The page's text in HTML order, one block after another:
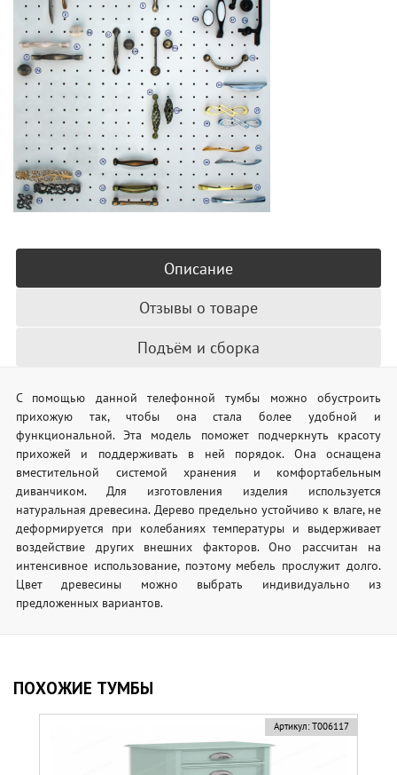
Описание
Отзывы о товаре
Подъём и сборка
С помощью данной телефонной тумбы можно обустроить
прихожую так, чтобы она стала более удобной и
функциональной. Эта модель поможет подчеркнуть красоту
прихожей и поддерживать в ней порядок. Она оснащена
вместительной системой хранения и комфортабельным
диванчиком. Для изготовления изделия используется
натуральная древесина. Дерево предельно устойчиво к влаге, не
деформируется при колебаниях температуры и выдерживает
воздействие других внешних факторов. Оно рассчитан на
интенсивное использование, поэтому мебель прослужит долго.
Цвет древесины можно выбрать индивидуально из
предложенных вариантов.
ПОХОЖИЕ ТУМБЫ
Артикул: Т006117